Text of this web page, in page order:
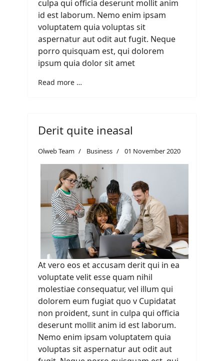
culpa qui officia deserunt mollit anim
id est laborum. Nemo enim ipsam
voluptatem quia voluptas sit
aspernatur aut odit aut fugit. Neque
porro quisquam est, qui dolorem
ipsum quia dolor sit amet
Read more …
Derit quite ineasal
Olweb Team Business 01 November 2020
At vero eos et accusam derit qui in ea
voluptate velit esse quam nihil
molestiae consequatur, vel illum qui
dolorem eum fugiat quo v Cupidatat
non proident, sunt in culpa qui officia
deserunt mollit anim id est laborum.
Nemo enim ipsam voluptatem quia
voluptas sit aspernatur aut odit aut